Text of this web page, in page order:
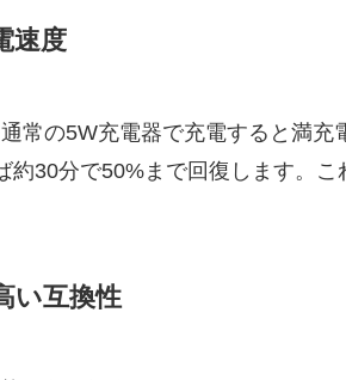
速度
常の5W充電器で充電すると満
約30分で50%まで回復します。
い互換性